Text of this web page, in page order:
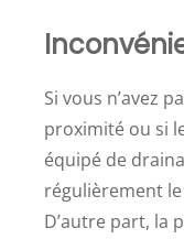
Si vous n’avez
proximité ou si
équipé de
régulièrement
D’autre part, la